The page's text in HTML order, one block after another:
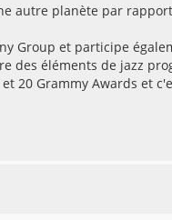
autre planète par
Group et participe
des éléments de jazz
20 Grammy Awards et